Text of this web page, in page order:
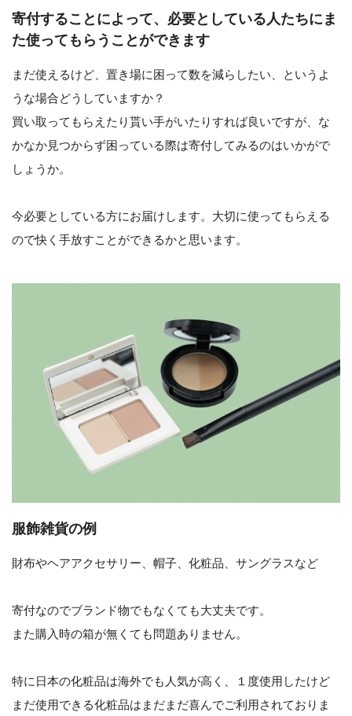
寄付することによって、必要としている人たちにま
た使ってもらうことができます
まだ使えるけど、置き場に困って数を減らしたい、というよ
うな場合どうしていますか？
買い取ってもらえたり貰い手がいたりすれば良いですが、な
かなか見つからず困っている際は寄付してみるのはいかがで
しょうか。
今必要としている方にお届けします。大切に使ってもらえる
ので快く手放すことができるかと思います。
服飾雑貨の例
財布やヘアアクセサリー、帽子、化粧品、サングラスなど
寄付なのでブランド物でもなくても大丈夫です。
また購入時の箱が無くても問題ありません。
特に日本の化粧品は海外でも人気が高く、１度使用したけど
まだ使用できる化粧品はまだまだ喜んでご利用されておりま